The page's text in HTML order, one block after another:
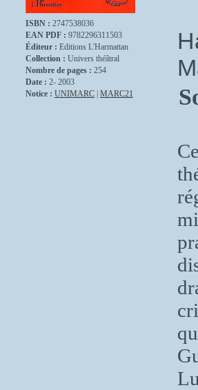
ISBN : 2747538036
EAN PDF : 9782296311503
Éditeur : Editions L'Harmattan
Collection : Univers théâtral
Nombre de pages : 254
Date : 2- 2003
Notice : UNIMARC MARC21